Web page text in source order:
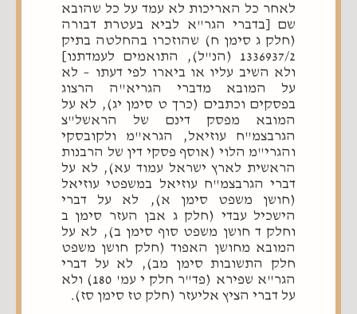
לאחר כל האריכות לא עמד על כל שהובא
שם [בדברי הגר"א לביא בעטרת דבורה
(חלק ג סימן ח) שהוזכרו בהחלטה בתיק
1336937/2 (הנ"ל), התואמים לעמדתנו]
ולא השיב עליו או ביארו לפי דעתו – לא
על המובא מדברי הגריא"ה הרצוג
בפסקים וכתבים (כרך ט סימן יג), לא על
המובא מפסק דינם של הראשל"צ
הגרבצמ"ח עוזיאל, הגרא"מ ולקובסקי
והגרי"מ הלוי (אוסף פסקי דין של הרבנות
הראשית לארץ ישראל עמוד עא), לא על
דברי הגרבצמ"ח עוזיאל במשפטי עוזיאל
(חושן משפט סימן א), לא על דברי
הישכיל עבדי (חלק ג אבן העזר סימן ב
וחלק ד חושן משפט סוף סימן ב), לא על
המובא מחושן האפוד (חלק חושן משפט
חלק התשובות סימן מב), לא על דברי
הגר"א שפירא (פד"ר חלק י עמ' 180) ולא
על דברי הציץ אליעזר (חלק טז סימן סז).